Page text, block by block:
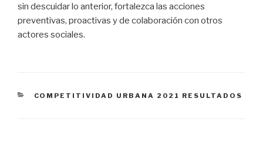
sin descuidar lo anterior, fortalezca las acciones
preventivas, proactivas y de colaboración con otros
actores sociales.
CATEGORÍAS
COMPETITIVIDAD URBANA 2021 RESULTADOS